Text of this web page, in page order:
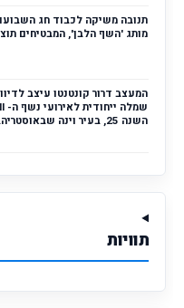
מותג 'השף הלבן', המבטיחים
המעצב דרור קונטנטו עיצב
השנה 25, בעיר וינה שבאוסטריה.
תוויות